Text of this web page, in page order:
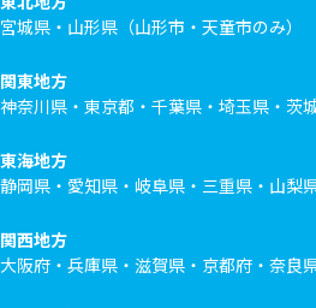
宮城県・山形県（山形市・天童市のみ）
関東地方
神奈川県・東京都・千葉県・埼玉県・茨
東海地方
静岡県・愛知県・岐阜県・三重県・山梨
関西地方
大阪府・兵庫県・滋賀県・京都府・奈良